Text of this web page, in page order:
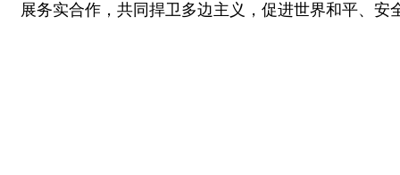
展务实合作，共同捍卫多边主义，促进世界和平、安